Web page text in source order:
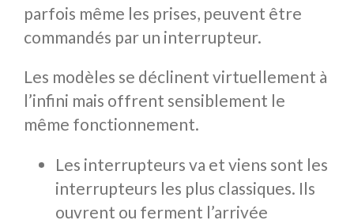
parfois même les prises, peuvent être
commandés par un interrupteur.
Les modèles se déclinent virtuellement à
l’infini mais offrent sensiblement le
même fonctionnement.
Les interrupteurs va et viens sont les
interrupteurs les plus classiques. Ils
ouvrent ou ferment l’arrivée